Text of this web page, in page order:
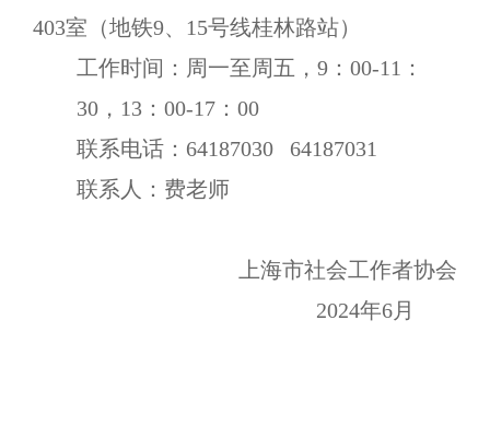
403室（地铁9、15号线桂林路站）
工作时间：周一至周五， 9：00-11：
30，13：00-17：00
联系电话： 64187030
64187031
联系人：费老师
上海市社会工作者协会
2024年6月